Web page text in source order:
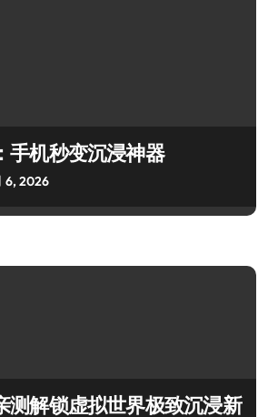
手机秒变沉浸神器
6, 2026
测解锁虚拟世界极致沉浸新